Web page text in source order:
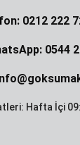
0212 222
0544
Hafta İçi